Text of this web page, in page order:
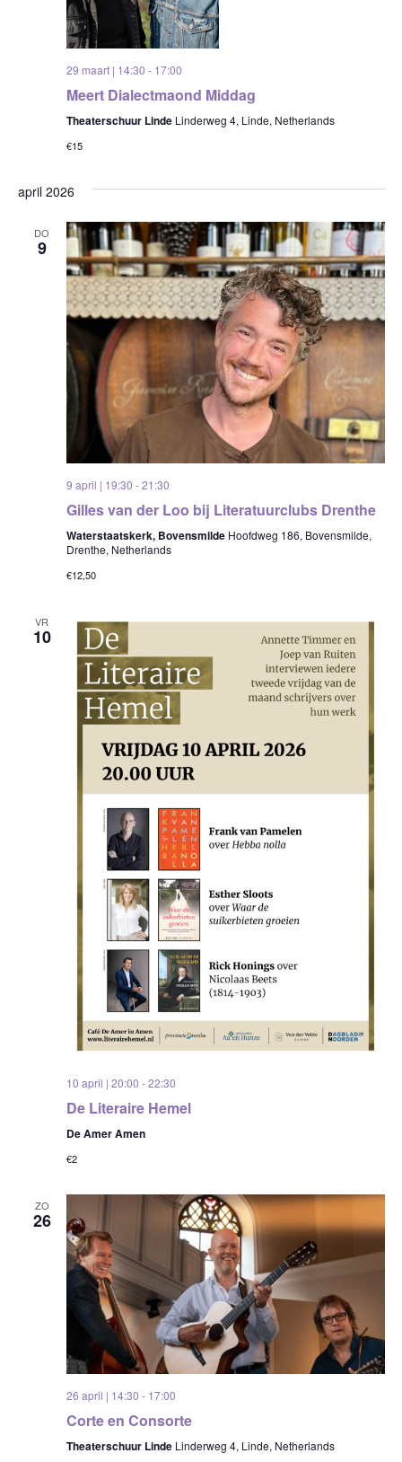
29 maart | 14:30 - 17:00
Meert Dialectmaond Middag
Theaterschuur Linde Linderweg 4, Linde, Netherlands
€15
april 2026
DO
9
9 april | 19:30 -21:30
Gilles van der Loo bij Literatuurclubs Drenthe
Waterstaatskerk, Bovensmilde Hoofdweg 186, Bovensmilde,
Drenthe, Netherlands
€12,50
VR
10
10 april | 20:00 -22:30
De Literaire Hemel
De Amer Amen
€2
ZO
26
26 april | 14:30 - 17:00
Corte en Consorte
Theaterschuur Linde Linderweg 4, Linde, Netherlands